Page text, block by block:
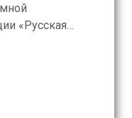
«Русская
провела
с «РГ» своим
язык